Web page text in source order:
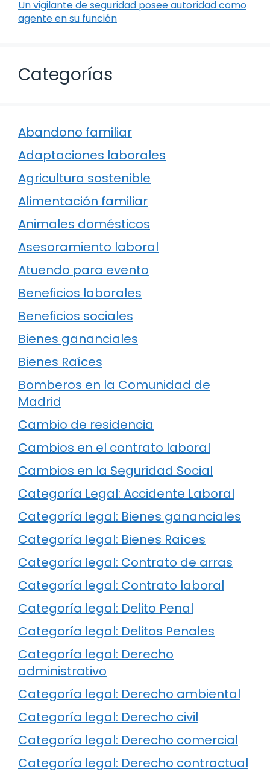
Un vigilante de seguridad posee autoridad como
agente en su función
Categorías
Abandono familiar
Adaptaciones laborales
Agricultura sostenible
Alimentación familiar
Animales domésticos
Asesoramiento laboral
Atuendo para evento
Beneficios laborales
Beneficios sociales
Bienes gananciales
Bienes Raíces
Bomberos en la Comunidad de
Madrid
Cambio de residencia
Cambios en el contrato laboral
Cambios en la Seguridad Social
Categoría Legal: Accidente Laboral
Categoría legal: Bienes gananciales
Categoría legal: Bienes Raíces
Categoría legal: Contrato de arras
Categoría legal: Contrato laboral
Categoría legal: Delito Penal
Categoría legal: Delitos Penales
Categoría legal: Derecho
administrativo
Categoría legal: Derecho ambiental
Categoría legal: Derecho civil
Categoría legal: Derecho comercial
Categoría legal: Derecho contractual